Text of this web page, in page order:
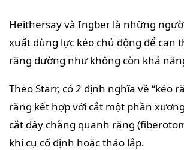
Heithersay và Ingber là những
xuất dùng lực kéo chủ động để can
răng dường như không còn khả
Theo Starr, có 2 định nghĩa về “kéo
răng kết hợp với cắt một phần
cắt dây chằng quanh răng
khí cụ cố định hoặc tháo lắp.